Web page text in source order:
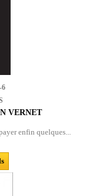
6
VERNET
enfin quelques...